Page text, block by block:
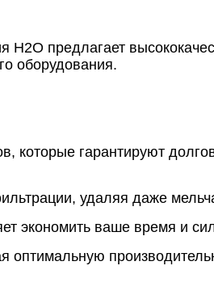
предлагает
оборудования.
которые гарантируют
удаляя даже
экономить ваше время и